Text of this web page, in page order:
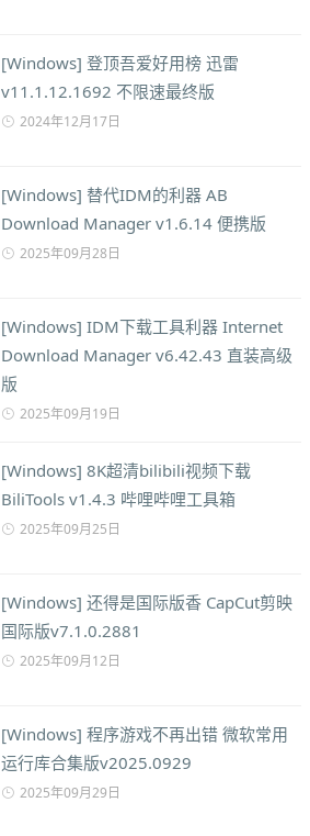
[Windows] 登顶吾爱好用榜 迅雷
v11.1.12.1692 不限速最终版
2024年12月17日
[Windows] 替代IDM的利器 AB
Download Manager v1.6.14 便携版
2025年09月28日
[Windows] IDM下载工具利器 Internet
Download Manager v6.42.43 直装高级
版
2025年09月19日
[Windows] 8K超清bilibili视频下载
BiliTools v1.4.3 哔哩哔哩工具箱
2025年09月25日
[Windows] 还得是国际版香 CapCut剪映
国际版v7.1.0.2881
2025年09月12日
[Windows] 程序游戏不再出错 微软常用
运行库合集版v2025.0929
2025年09月29日